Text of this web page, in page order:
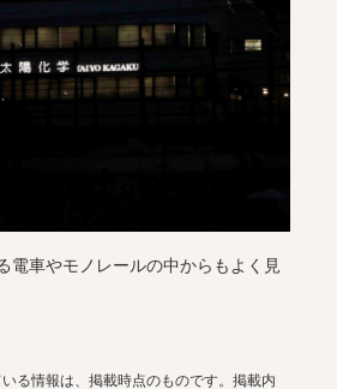
電車やモノレールの中からもよく見
る情報は、掲載時点のものです。掲載内